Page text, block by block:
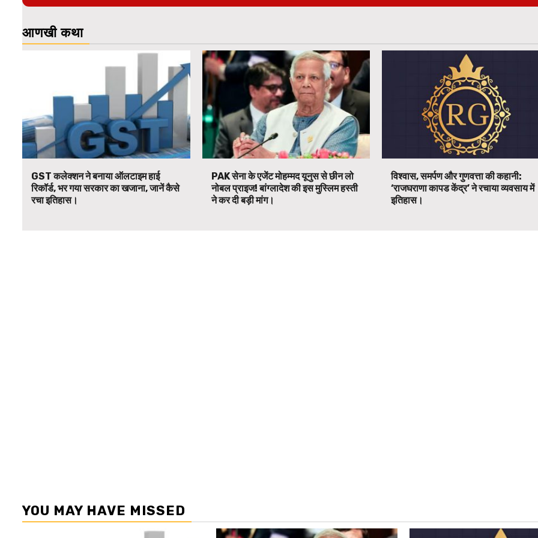
आणखी कथा
GST कलेक्शन ने बनाया ऑलटाइम हाई
रिकॉर्ड, भर गया सरकार का खजाना, जानें कैसे
रचा इतिहास।
PAK सेना के एजेंट मोहम्मद यूनुस से छीन लो
नोबल प्राइज! बांग्लादेश की इस मुस्लिम हस्ती
ने कर दी बड़ी मांग।
विश्वास, समर्पण और गुणवत्ता की कहानी:
‘राजघराणा कापड केंद्र’ ने रचाया व्यवसाय में
इतिहास।
YOU MAY HAVE MISSED